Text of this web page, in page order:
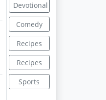
Devotional
Comedy
Recipes
Recipes
Sports